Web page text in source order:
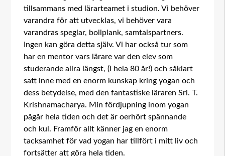
tillsammans med lärarteamet i studion. Vi behöver
varandra för att utvecklas, vi behöver vara
varandras speglar, bollplank, samtalspartners.
Ingen kan göra detta själv. Vi har också tur som
har en mentor vars lärare var den elev som
studerande allra längst, (i hela 80 år!) och såklart
satt inne med en enorm kunskap kring yogan och
dess betydelse, med den fantastiske läraren Sri. T.
Krishnamacharya. Min fördjupning inom yogan
pågår hela tiden och det är oerhört spännande
och kul. Framför allt känner jag en enorm
tacksamhet för vad yogan har tillfört i mitt liv och
fortsätter att göra hela tiden.